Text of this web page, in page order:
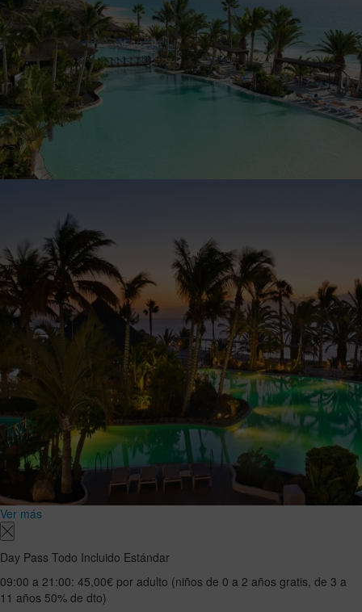
Ver más
Day Pass Todo Incluido Estándar
09:00 a 21:00: 45,00€ por adulto (niños de 0 a 2 años gratis, de 3 a
11 años 50% de dto)